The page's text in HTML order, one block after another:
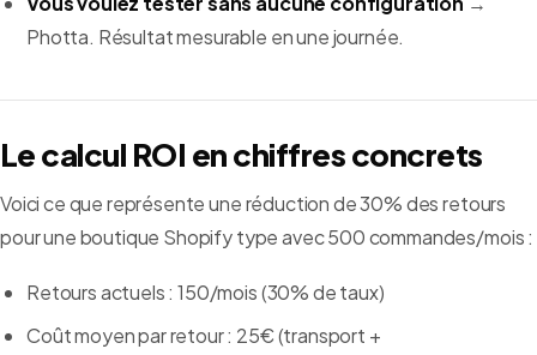
Photta. Résultat mesurable en une journée.
Le calcul ROI en chiffres concrets
Voici ce que représente une réduction de 30% des retours
pour une boutique Shopify type avec 500 commandes/mois :
Retours actuels : 150/mois (30% de taux)
Coût moyen par retour : 25€ (transport +